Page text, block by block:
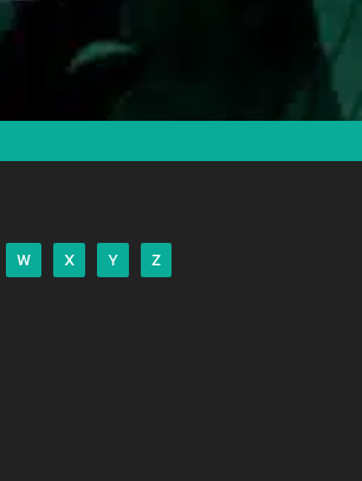
W X Y Z